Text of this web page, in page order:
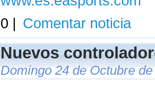
0 | Comentar noticia
Nuevos
Domingo 24 de Octubre